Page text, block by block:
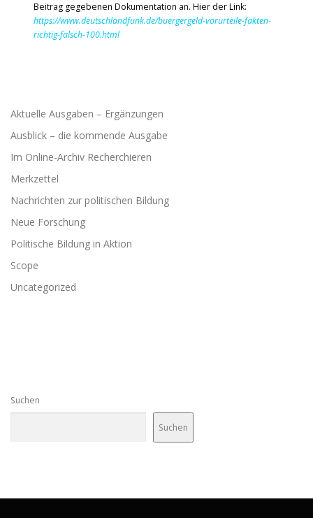
Beitrag gegebenen Dokumentation an. Hier der Link:
https://www.deutschlandfunk.de/buergergeld-vorurteile-fakten-
richtig-falsch-100.html
Aktuelle Ausgaben – Ergänzungen
Ausblick – die kommende Ausgabe
Im Online-Archiv Recherchieren
Merkzettel
Nachrichten zur politischen Bildung
Neue Forschung
Politische Bildung in Aktion
Scope
Uncategorized
Suchen
Suchen